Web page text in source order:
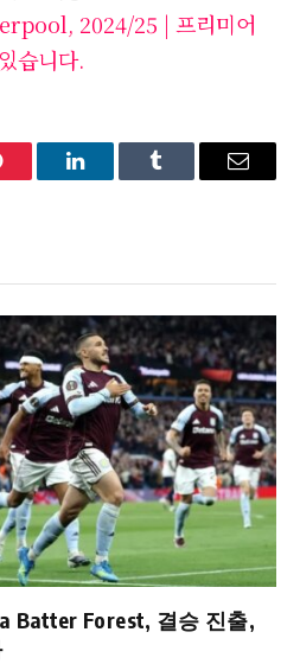
2024/25 | 프리미어
습니다.
LinkedInTumblr Email
Batter Forest, 결승 진출,